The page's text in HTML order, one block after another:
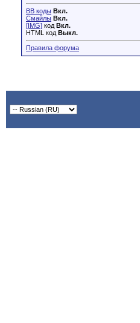
BB коды Вкл.
Смайлы Вкл.
[IMG] код Вкл.
HTML код Выкл.
Правила форума